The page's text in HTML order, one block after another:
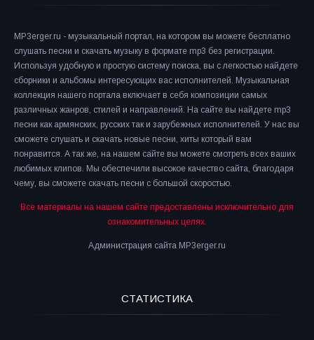
MP3erger.ru - музыкальный портал, на котором вы можете бесплатно
слушать песни и скачать музыку в формате mp3 без регистрации.
Используя удобную и простую систему поиска, вы с легкостью найдете
сборники и альбомы интересующих вас исполнителей. Музыкальная
коллекция нашего портала включает в себя композиции самых
различных жанров, стилей и направлений. На сайте вы найдете mp3
песни как армянских, русских так и зарубежных исполнителей. У нас вы
сможете слушать и скачать новые песни, хиты который вам
понравится. А так же, на нашем сайте вы можете смотреть всех ваших
любимых клипов. Мы обеспечили высокое качество сайта, благодаря
чему, вы сможете скачать песни с большой скоростью.
Все материалы на нашем сайте предоставлены исключительно для
ознакомительных целях.
Администрация сайта MP3erger.ru
СТАТИСТИКА